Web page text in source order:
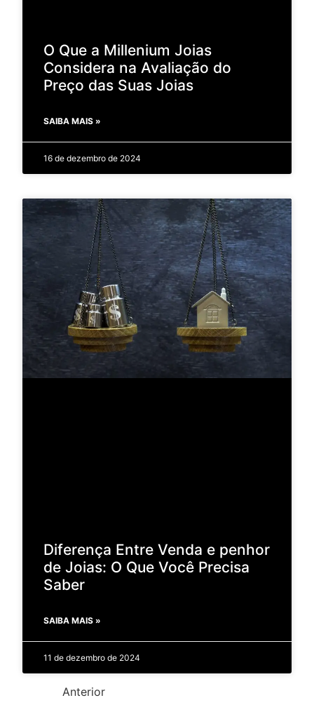
O Que a Millenium Joias
Considera na Avaliação do
Preço das Suas Joias
SAIBA MAIS »
16 de dezembro de 2024
Diferença Entre Venda e penhor
de Joias: O Que Você Precisa
Saber
SAIBA MAIS »
11 de dezembro de 2024
Anterior